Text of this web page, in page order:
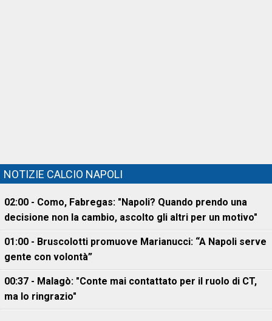
NOTIZIE CALCIO NAPOLI
02:00 - Como, Fabregas: "Napoli? Quando prendo una
decisione non la cambio, ascolto gli altri per un motivo"
01:00 - Bruscolotti promuove Marianucci: “A Napoli serve
gente con volontà”
00:37 - Malagò: "Conte mai contattato per il ruolo di CT,
ma lo ringrazio"